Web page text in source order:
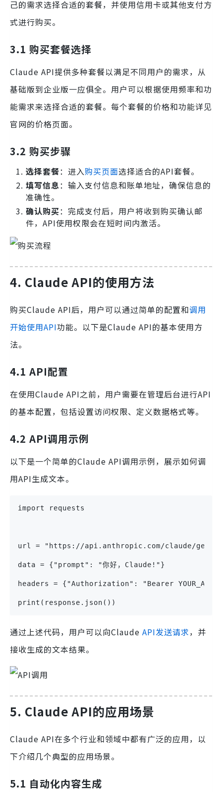
己的需求选择合适的套餐，并使用信用卡或其他支付方
式进行购买。
3.1 购买套餐选择
Claude API提供多种套餐以满足不同用户的需求，从
基础版到企业版一应俱全。用户可以根据使用频率和功
能需求来选择合适的套餐。每个套餐的价格和功能详见
官网的价格页面。
3.2 购买步骤
选择套餐：进入购买页面选择适合的API套餐。
填写信息：输入支付信息和账单地址，确保信息的
准确性。
确认购买：完成支付后，用户将收到购买确认邮
件，API使用权限会在短时间内激活。
4. Claude API的使用方法
购买Claude API后，用户可以通过简单的配置和调用
开始使用API功能。以下是Claude API的基本使用方
法。
4.1 API配置
在使用Claude API之前，用户需要在管理后台进行API
的基本配置，包括设置访问权限、定义数据格式等。
4.2 API调用示例
以下是一个简单的Claude API调用示例，展示如何调
用API生成文本。
import requests
url = "https://api.anthropic.com/claude/
data = {"prompt": "你好，Claude!"}
headers = {"Authorization": "Bearer
print(response.json())
通过上述代码，用户可以向Claude API发送请求，并
接收生成的文本结果。
5. Claude API的应用场景
Claude API在多个行业和领域中都有广泛的应用，以
下介绍几个典型的应用场景。
5.1 自动化内容生成